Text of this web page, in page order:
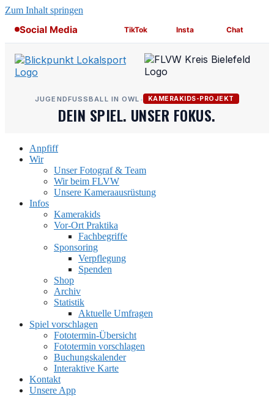
Zum Inhalt springen
Social Media TikTok Insta Chat
JUGENDFUSSBALL IN OWL • KAMERAKIDS-PROJEKT
DEIN SPIEL. UNSER FOKUS.
Anpfiff
Wir
Unser Fotograf & Team
Wir beim FLVW
Unsere Kameraausrüstung
Infos
Kamerakids
Vor-Ort Praktika
Fachbegriffe
Sponsoring
Verpflegung
Spenden
Shop
Archiv
Statistik
Aktuelle Umfragen
Spiel vorschlagen
Fototermin-Übersicht
Fototermin vorschlagen
Buchungskalender
Interaktive Karte
Kontakt
Unsere App